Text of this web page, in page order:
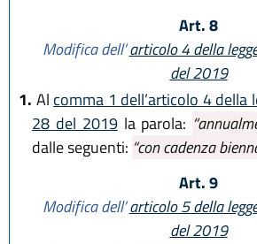
Art. 8
Modifica dell’articolo 4 della
del 2019
1. Al comma 1 dell’articolo 4 della
28 del 2019la parola:
dalle seguenti: “con cadenza
Art. 9
Modifica dell’articolo 5 della
del 2019